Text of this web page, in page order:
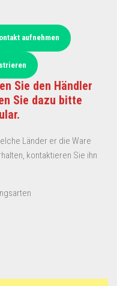
aufnehmen
Sie den Händler
Sie dazu bitte
Länder er die Ware
kontaktieren Sie ihn